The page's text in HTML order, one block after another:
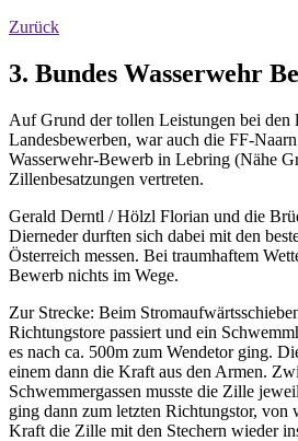
Zurück
3. Bundes Wasserwehr
Auf Grund der tollen Leistungen bei den
Landesbewerben, war auch die FF-
Wasserwehr-Bewerb in Lebring (Nähe
Zillenbesatzungen vertreten.
Gerald Derntl / Hölzl Florian und die
Dierneder durften sich dabei mit den
Österreich messen. Bei traumhaftem
Bewerb nichts im Wege.
Zur Strecke: Beim
Richtungstore passiert und ein
es nach ca. 500m zum Wendetor ging.
einem dann die Kraft aus den Armen.
Schwemmergassen musste die Zille
ging dann zum letzten Richtungstor, von
Kraft die Zille mit den Stechern wieder